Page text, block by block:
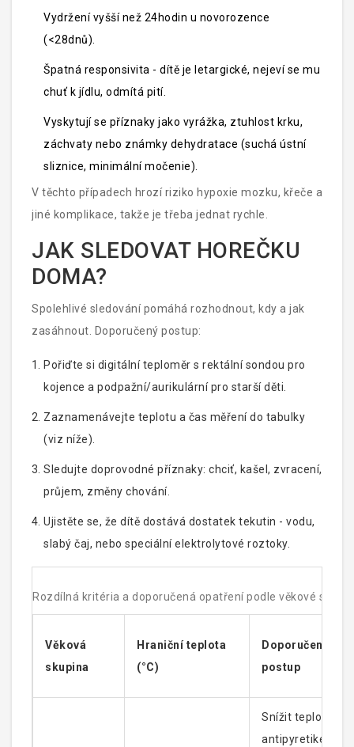
Vydržení vyšší než 24hodin u novorozence
(<28dnů).
Špatná responsivita - dítě je letargické, nejeví se mu
chuť k jídlu, odmítá pití.
Vyskytují se příznaky jako vyrážka, ztuhlost krku,
záchvaty nebo známky dehydratace (suchá ústní
sliznice, minimální močenie).
V těchto případech hrozí riziko hypoxie mozku, křeče a
jiné komplikace, takže je třeba jednat rychle.
JAK SLEDOVAT HOREČKU
DOMA?
Spolehlivé sledování pomáhá rozhodnout, kdy a jak
zasáhnout. Doporučený postup:
Pořiďte si digitální teploměr s rektální sondou pro
kojence a podpažní/aurikulární pro starší děti.
Zaznamenávejte teplotu a čas měření do tabulky
(viz níže).
Sledujte doprovodné příznaky: chciť, kašel, zvracení,
průjem, změny chování.
Ujistěte se, že dítě dostává dostatek tekutin - vodu,
slabý čaj, nebo speciální elektrolytové roztoky.
Rozdílná kritéria a doporučená opatření podle věkové
Věková
skupina
Hraniční teplota
(°C)
Doporučený
postup
Snížit teplotu
antipyretikem,